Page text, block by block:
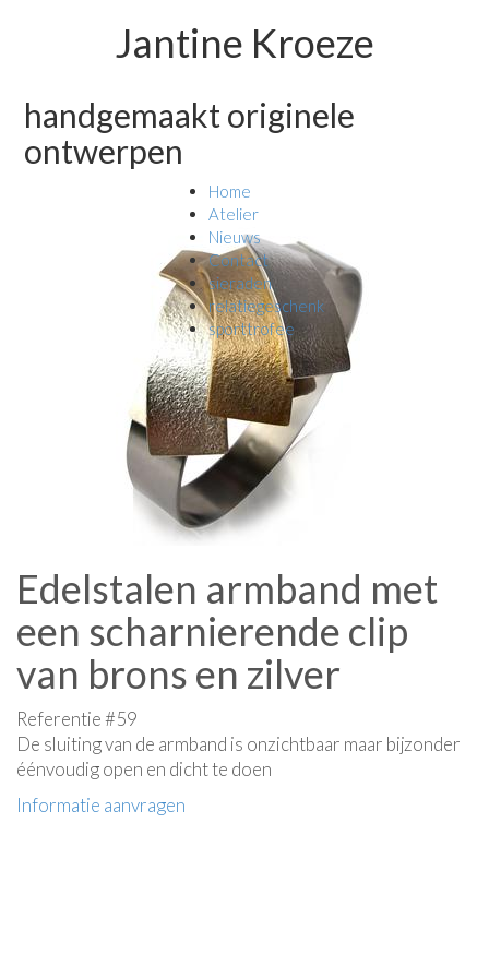
Jantine Kroeze
handgemaakt originele
ontwerpen
Home
Atelier
Nieuws
Contact
sieraden
relatiegeschenk
sporttrofee
Edelstalen armband met
een scharnierende clip
van brons en zilver
Referentie #59
De sluiting van de armband is onzichtbaar maar bijzonder
éénvoudig open en dicht te doen
Informatie aanvragen